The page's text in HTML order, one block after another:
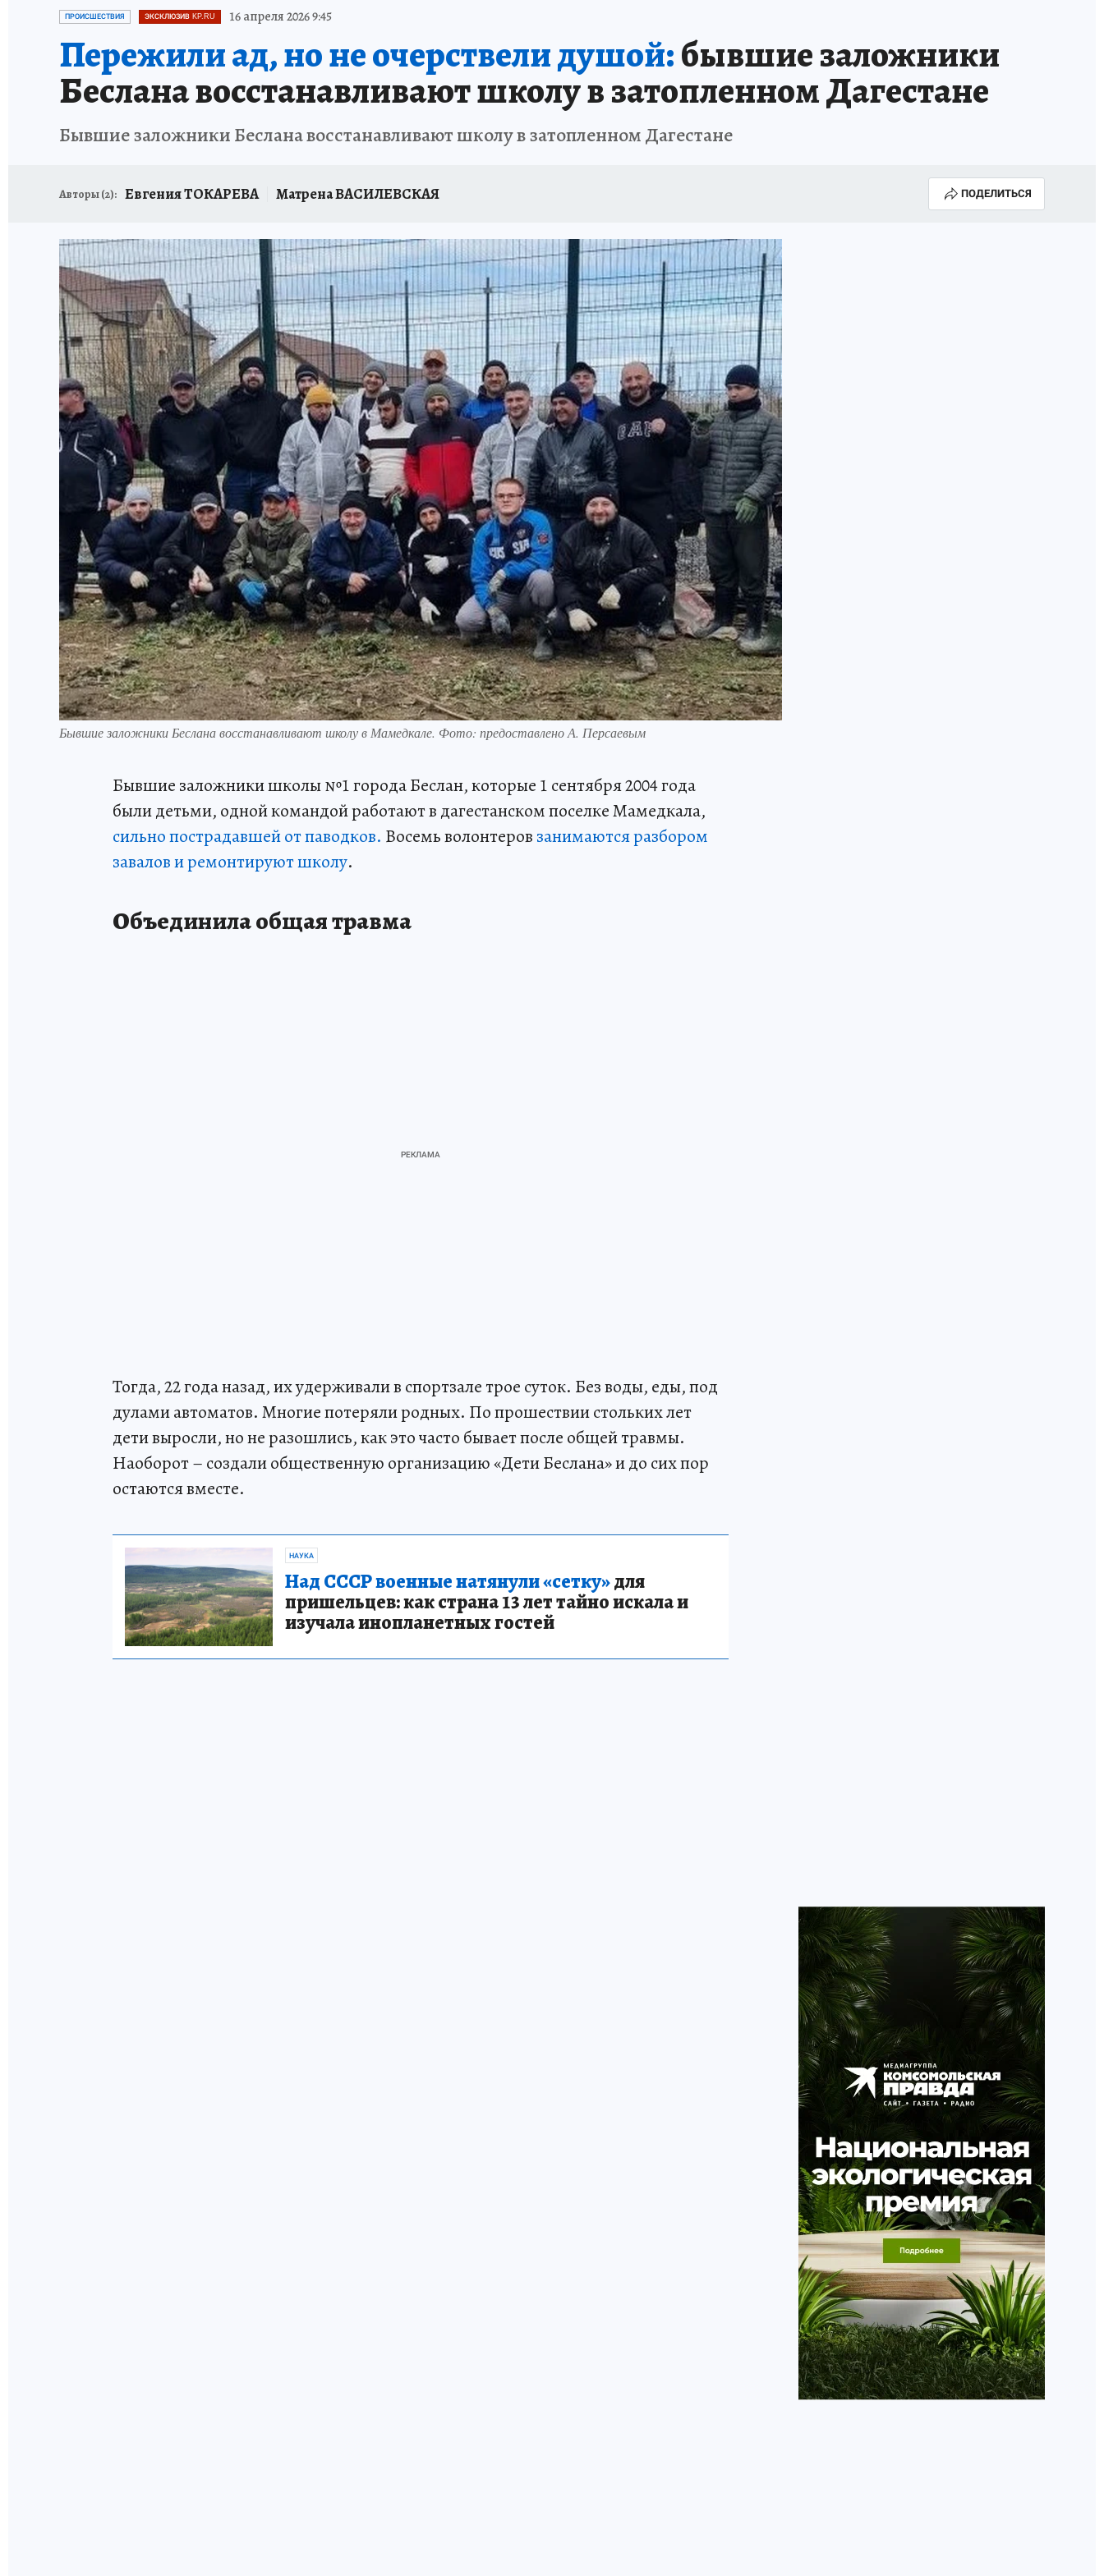
ЗАПОВЕДНАЯ РОССИЯ ПРОИСШЕСТВИЯ
ПРОИСШЕСТВИЯ ЭКСКЛЮЗИВ KP.RU 16 апреля 2026 9:45
Пережили ад, но не очерствели душой:бывшие заложники
Беслана восстанавливают школу в затопленном Дагестане
Бывшие заложники Беслана восстанавливают школу в затопленном Дагестане
Авторы (2): Евгения ТОКАРЕВА Матрена ВАСИЛЕВСКАЯ ПОДЕЛИТЬСЯ
Бывшие заложники Беслана восстанавливают школу в Мамедкале. Фото: предоставлено А. Персаевым
Бывшие заложники школы №1 города Беслан, которые 1 сентября 2004 года
были детьми, одной командой работают в дагестанском поселке Мамедкала,
сильно пострадавшей от паводков. Восемь волонтеров занимаются разбором
завалов и ремонтируют школу.
Объединила общая травма
Тогда, 22 года назад, их удерживали в спортзале трое суток. Без воды, еды, под
дулами автоматов. Многие потеряли родных. По прошествии стольких лет
дети выросли, но не разошлись, как это часто бывает после общей травмы.
Наоборот – создали общественную организацию «Дети Беслана» и до сих пор
остаются вместе.
НАУКА
Над СССР военные натянули «сетку»для
пришельцев: как страна 13 лет тайно искала и
изучала инопланетных гостей